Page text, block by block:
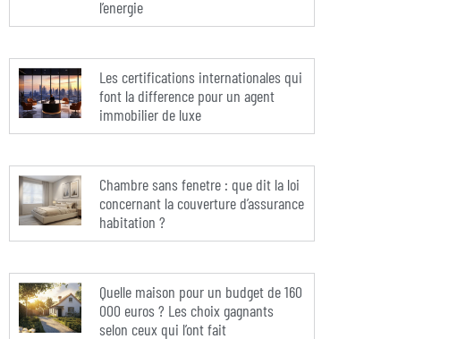
l’energie
Les certifications internationales qui
font la difference pour un agent
immobilier de luxe
Chambre sans fenetre : que dit la loi
concernant la couverture d’assurance
habitation ?
Quelle maison pour un budget de 160
000 euros ? Les choix gagnants
selon ceux qui l’ont fait